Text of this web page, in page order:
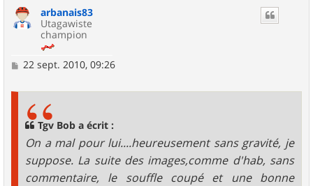
arbanais83
Utagawiste
champion
M
22 sept. 2010, 09:26
Tgv Bob a écrit :
On a mal pour lui....heureusement sans gravité, je
suppose. La suite des images,comme d'hab, sans
commentaire, le souffle coupé et une bonne